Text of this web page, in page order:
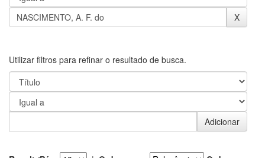
Utilizar filtros para refinar o resultado de busca.